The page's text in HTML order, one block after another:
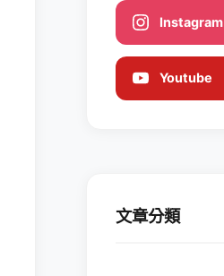
Instagram
Youtube
文章分類